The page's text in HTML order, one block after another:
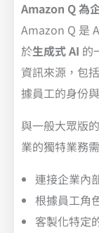
Amazon Q 為
Amazon Q 是
於生成式AI 的
資訊來源，包
據員工的身份
與一般大眾版
業的獨特業務
連接企業內
根據員工角
客製化特定